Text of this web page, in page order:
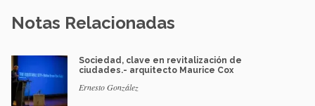
Notas Relacionadas
Sociedad, clave en revitalización de
ciudades.- arquitecto Maurice Cox
Ernesto González